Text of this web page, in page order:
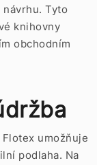
návrhu. Tyto
knihovny
obchodním
umožňuje
podlaha. Na